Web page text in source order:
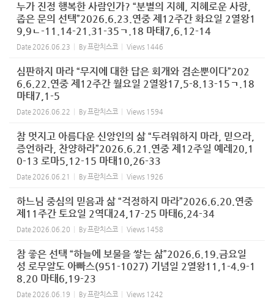
누가 진정 행복한 사람인가? “분별의 지혜, 지혜로운 사랑,
좁은 문의 선택”2026.6.23.연중 제12주간 화요일 2열왕1
9,9ㄴ-11.14-21.31-35ㄱ.18 마태7,6.12-14
Date 2026.06.23 By프란치스코 Views 1446
심판하지 마라 “무지에 대한 답은 회개와 겸손뿐이다”202
6.6.22.연중 제12주간 월요일 2열왕17,5-8.13-15ㄱ.18
마태7,1-5
Date 2026.06.22 By프란치스코 Views 1594
참 멋지고 아름다운 신앙인의 삶 “두려워하지 마라, 믿으라,
증언하라, 찬양하라”2026.6.21.연중 제12주일 예레20,1
0-13 로마5,12-15 마태10,26-33
Date 2026.06.21 By프란치스코 Views 1926
하느님 중심의 믿음과 삶 “걱정하지 마라”2026.6.20.연중
제11주간 토요일 2역대24,17-25 마태6,24-34
Date 2026.06.20 By프란치스코 Views 1458
참 좋은 선택 “하늘에 보물을 쌓는 삶”2026.6.19.금요일
성 로무알도 아빠스(951-1027) 기념일 2열왕11,1-4.9-1
8.20 마태6,19-23
Date 2026.06.19 By프란치스코 Views 1242